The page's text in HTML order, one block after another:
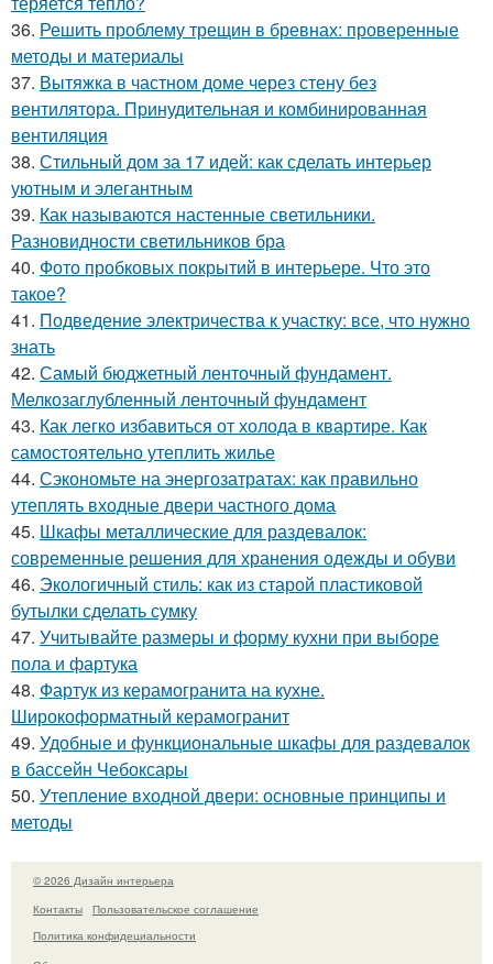
36. Решить проблему трещин в бревнах: проверенные
методы и материалы
37. Вытяжка в частном доме через стену без
вентилятора. Принудительная и комбинированная
вентиляция
38. Стильный дом за 17 идей: как сделать интерьер
уютным и элегантным
39. Как называются настенные светильники.
Разновидности светильников бра
40. Фото пробковых покрытий в интерьере. Что это
такое?
41. Подведение электричества к участку: все, что нужно
знать
42. Самый бюджетный ленточный фундамент.
Мелкозаглубленный ленточный фундамент
43. Как легко избавиться от холода в квартире. Как
самостоятельно утеплить жилье
44. Сэкономьте на энергозатратах: как правильно
утеплять входные двери частного дома
45. Шкафы металлические для раздевалок:
современные решения для хранения одежды и обуви
46. Экологичный стиль: как из старой пластиковой
бутылки сделать сумку
47. Учитывайте размеры и форму кухни при выборе
пола и фартука
48. Фартук из керамогранита на кухне.
Широкоформатный керамогранит
49. Удобные и функциональные шкафы для раздевалок
в бассейн Чебоксары
50. Утепление входной двери: основные принципы и
методы
© 2026 Дизайн интерьера
Контакты
Пользовательское соглашение
Политика конфидециальности